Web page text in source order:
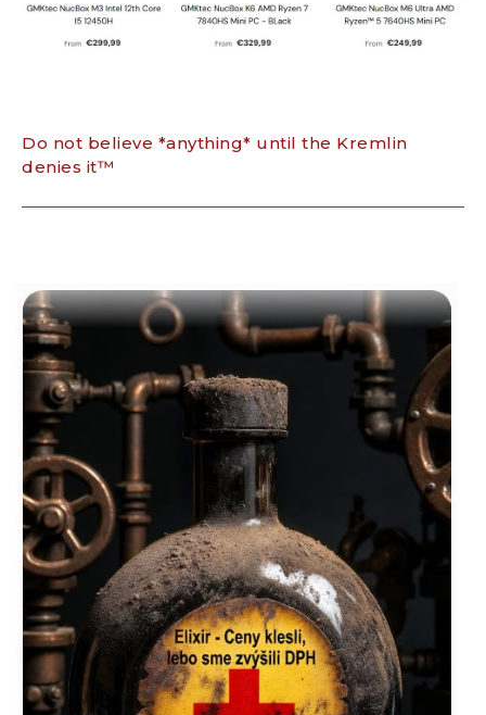
Do not believe *anything* until the Kremlin
denies it™